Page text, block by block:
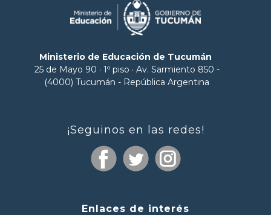
Ministerio de Educación de Tucumán
25 de Mayo 90 · 1º piso · Av. Sarmiento 850 -
(4000) Tucumán - República Argentina
¡Seguinos en las redes!
Enlaces de interés